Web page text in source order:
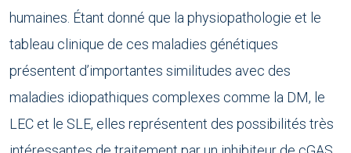
humaines. Étant donné que la physiopathologie et le
tableau clinique de ces maladies génétiques
présentent d’importantes similitudes avec des
maladies idiopathiques complexes comme la DM, le
LEC et le SLE, elles représentent des possibilités très